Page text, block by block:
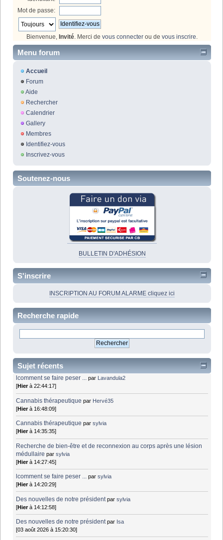
Mot de passe:
Bienvenue, Invité . Merci de vous connecter ou de vous inscrire
Menu forum
Accueil
Forum
Aide
Rechercher
Calendrier
Gallery
Membres
Identifiez-vous
Inscrivez-vous
Soutenez-nous
BULLETIN D'ADHÉSION
S'inscrire
INSCRIPTION AU FORUM ALARME cliquez ici
Recherche rapide
Sujet récents
lcomment se faire peser ... par
Lavandula2
[Hierà 22:44:17]
Cannabis thérapeutique par Hervé35
[Hierà 16:48:09]
Cannabis thérapeutique parsylvia
[Hierà 14:35:35]
Recherche de bien-être et de reconnexion au corps après une lésion
médullaire parsylvia
[Hierà 14:27:45]
lcomment se faire peser ... parsylvia
[Hierà 14:20:29]
Des nouvelles de notre président parsylvia
[Hierà 14:12:58]
Des nouvelles de notre président par Isa
[03 août 2026 à 15:20:30]